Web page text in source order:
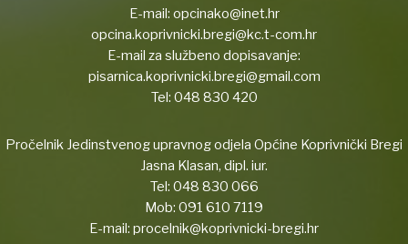
E-mail: opcinako@inet.hr
opcina.koprivnicki.bregi@kc.t-com.hr
E-mail za službeno dopisavanje:
pisarnica.koprivnicki.bregi@gmail.com
Tel: 048 830 420
Pročelnik Jedinstvenog upravnog odjela Općine Koprivnički Bregi
Jasna Klasan, dipl. iur.
Tel: 048 830 066
Mob: 091 610 7119
E-mail: procelnik@koprivnicki-bregi.hr